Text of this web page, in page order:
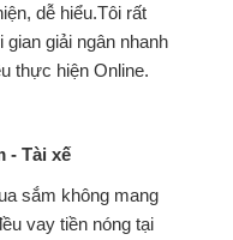
dễ hiểu.Tôi rất
giải ngân nhanh
thực hiện Online.
- Tài xế
sắm không mang
vay tiền nóng tại